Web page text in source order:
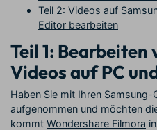
Teil 2: Videos auf
Editor bearbeiten
Teil 1: Bearbeiten
Videos auf PC
Haben Sie mit Ihren
aufgenommen und möchten
kommt Wondershare Filmora